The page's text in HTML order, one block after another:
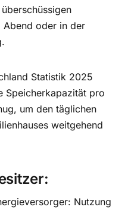
Abend oder in der
Statistik 2025
Speicherkapazität pro
um den täglichen
weitgehend
Nutzung